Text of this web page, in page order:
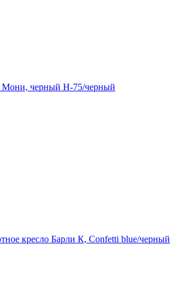
Мони, черный H-75/черный
кресло Барли К, Confetti blue/черный